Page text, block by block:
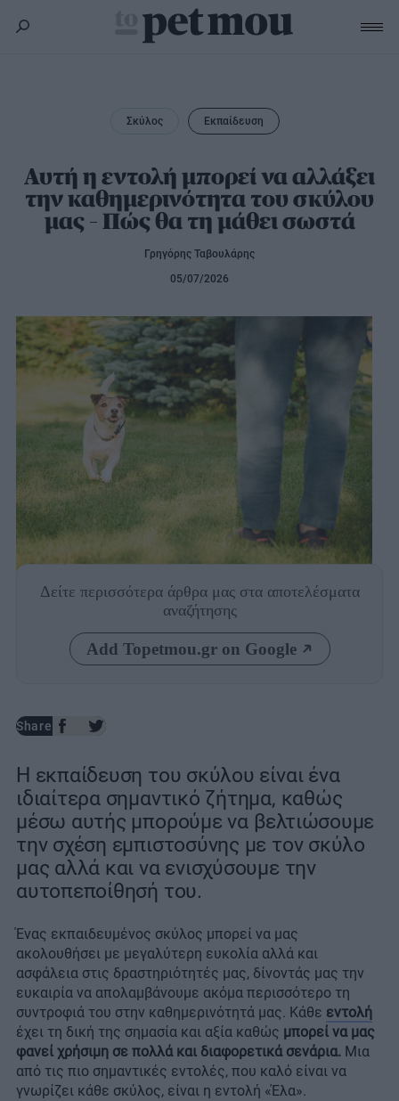
Εκπαίδευση
Lifestyle
Υγεία
Διατροφή
Εκπαίδευση
Άλλα κατοικίδια
Υγεία
Προϊόντα
Καλλωπισμός
Εκπαίδευση
Σκύλος
Αυτή η εντολή μπορεί να αλλάξει
την καθημερινότητα του σκύλου
μας – Πώς θα τη μάθει σωστά
Γρηγόρης Ταβουλάρης
05/07/2026
Photo: Shutterstock
Δείτε περισσότερα άρθρα μας στα αποτελέσματα
αναζήτησης
Add Topetmou.gr on Google
Share
Η εκπαίδευση του σκύλου είναι ένα
ιδιαίτερα σημαντικό ζήτημα, καθώς
μέσω αυτής μπορούμε να βελτιώσουμε
την σχέση εμπιστοσύνης με τον σκύλο
μας αλλά και να ενισχύσουμε την
αυτοπεποίθησή του.
Ένας εκπαιδευμένος σκύλος μπορεί να μας
ακολουθήσει με μεγαλύτερη ευκολία αλλά και
ασφάλεια στις δραστηριότητές μας, δίνοντάς μας την
ευκαιρία να απολαμβάνουμε ακόμα περισσότερο τη
συντροφιά του στην καθημερινότητά μας. Κάθε εντολή
έχει τη δική της σημασία και αξία καθώς μπορεί να μας
φανεί χρήσιμη σε πολλά και διαφορετικά σενάρια. Μια
από τις πιο σημαντικές εντολές, που καλό είναι να
γνωρίζει κάθε σκύλος, είναι η εντολή «Έλα».